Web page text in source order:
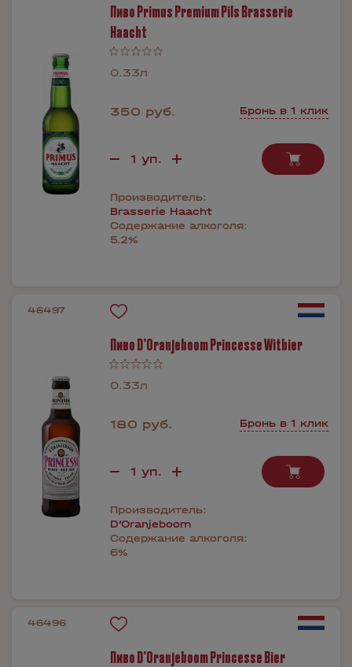
Пиво Primus Premium Pils Brasserie
Haacht
0.33л
350 руб. Бронь в 1 клик
Производитель:
Brasserie Haacht
Содержание алкоголя:
5.2%
46497
Пиво D’Oranjeboom Princesse Witbier
0.33л
180 руб. Бронь в 1 клик
Производитель:
D’Oranjeboom
Содержание алкоголя:
6%
46496
Пиво D’Oranjeboom Princesse Bier